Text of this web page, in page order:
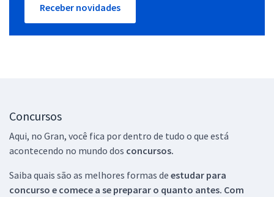
Receber novidades
Concursos
Aqui, no Gran, você fica por dentro de tudo o que está
acontecendo no mundo dos concursos.
Saiba quais são as melhores formas de estudar para
concurso e comece a se preparar o quanto antes. Com